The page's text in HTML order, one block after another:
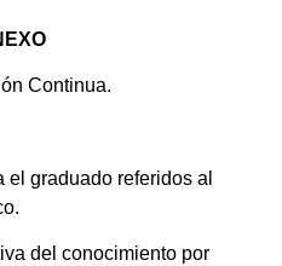
Continua.
el graduado referidos al
del conocimiento por